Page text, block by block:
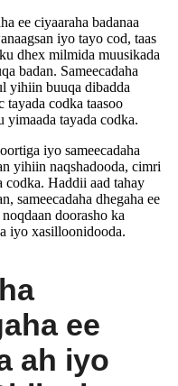
ee ciyaaraha badanaa
iyo tayo cod, taas
dhex milmida muusikada
badan. Sameecadaha
yihiin buuqa dibadda
tayada codka taasoo
yimaada tayada codka.
iyo sameecadaha
yihiin naqshadooda, cimri
codka. Haddii aad tahay
sameecadaha dhegaha ee
doorasho ka
iyo xasilloonidooda.
ee
ah iyo